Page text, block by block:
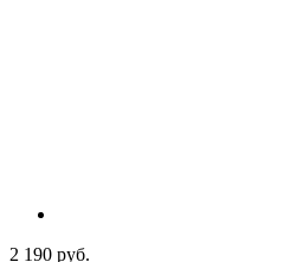
2 190 руб.